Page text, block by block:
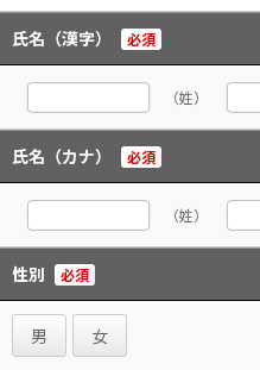
氏名（漢字） 必須
（姓）
氏名（カナ） 必須
（姓）
性別 必須
男 女